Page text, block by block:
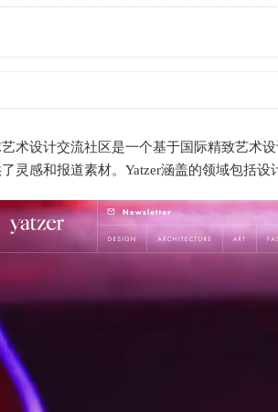
设计交流社区是一个基于国际精致艺术设
灵感和报道素材。Yatzer涵盖的领域包括